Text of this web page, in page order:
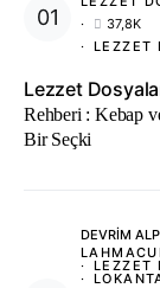
37,8K
LEZZET
Lezzet
Rehberi : Kebap
Bir Seçki
DEVRIM
LEZZET